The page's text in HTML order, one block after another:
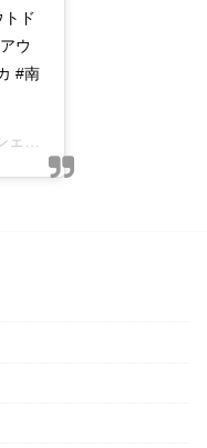
ド
ウ
#南
–